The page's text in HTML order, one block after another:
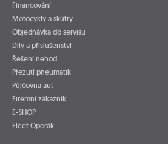
Financování
Motocykly a skútry
Objednávka do servisu
Díly a příslušenství
Řešení nehod
Přezutí pneumatik
Půjčovna aut
Firemní zákazník
E-SHOP
Fleet Operák